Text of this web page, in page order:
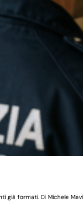
già formati. Di Michele